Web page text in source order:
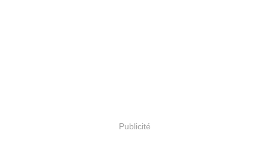
Publicité